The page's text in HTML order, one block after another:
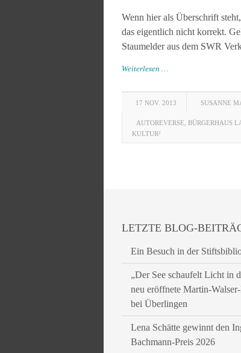
Wenn hier als Überschrift
das eigentlich nicht korrekt.
Staumelder aus dem SWR
Weiterlesen …
17 NOV. 2013 SUSANNE
AUTOREVERSE BÜRGERHAUS
KULTUR²
LETZTE BLOG-
Ein Besuch in der
„Der See schaufelt Licht in
neu eröffnete Martin-
bei Überlingen
Lena Schätte gewinnt den
Bachmann-Preis 2026